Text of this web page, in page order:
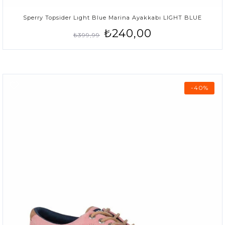
Sperry Topsider Lıght Blue Marina Ayakkabı LIGHT BLUE
₺399,99 ₺240,00
-40%